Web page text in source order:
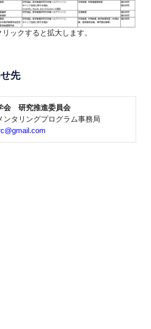
ックすると拡大します。
先
会 研究推進委員会
ンタリングプログラム事務局